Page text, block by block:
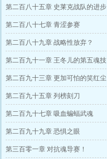
第二百八十五章 史莱克战队的进步
第二百八十七章 青涩参赛
第二百八十九章 战略性放弃？
第二百九十一章 王冬儿的第五魂技
第二百九十三章 更加可怕的笑红尘
第二百九十五章 列榜刻刀
第二百九十七章 吸血蝙蝠武魂
第二百九十九章 恐惧之眼
第三百零一章 对抗魂导赛！